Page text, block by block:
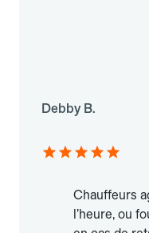
Debby B.
Chauffeurs
l’heure, ou